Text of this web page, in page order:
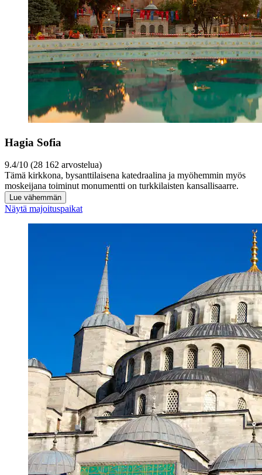
Hagia Sofia
9.4/10 (28 162 arvostelua)
Tämä kirkkona, bysanttilaisena katedraalina ja myöhemmin myös
moskeijana toiminut monumentti on turkkilaisten kansallisaarre.
Lue vähemmän
Näytä majoituspaikat